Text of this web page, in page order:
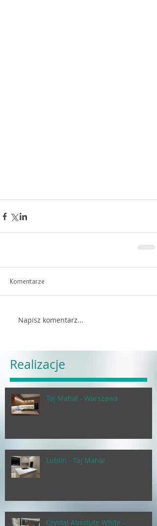
Realizacje
Komentarze
Napisz komentarz...
Taj Mahal - Warszawa
Lublin - Taj Mahal
Crystal Absolute White -